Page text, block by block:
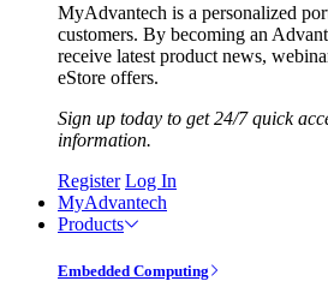
MyAdvantech is a personalized
customers. By becoming an
receive latest product news,
eStore offers.
Sign up today to get 24/7 quick
information.
Register Log In
MyAdvantech
Products
Embedded Computing